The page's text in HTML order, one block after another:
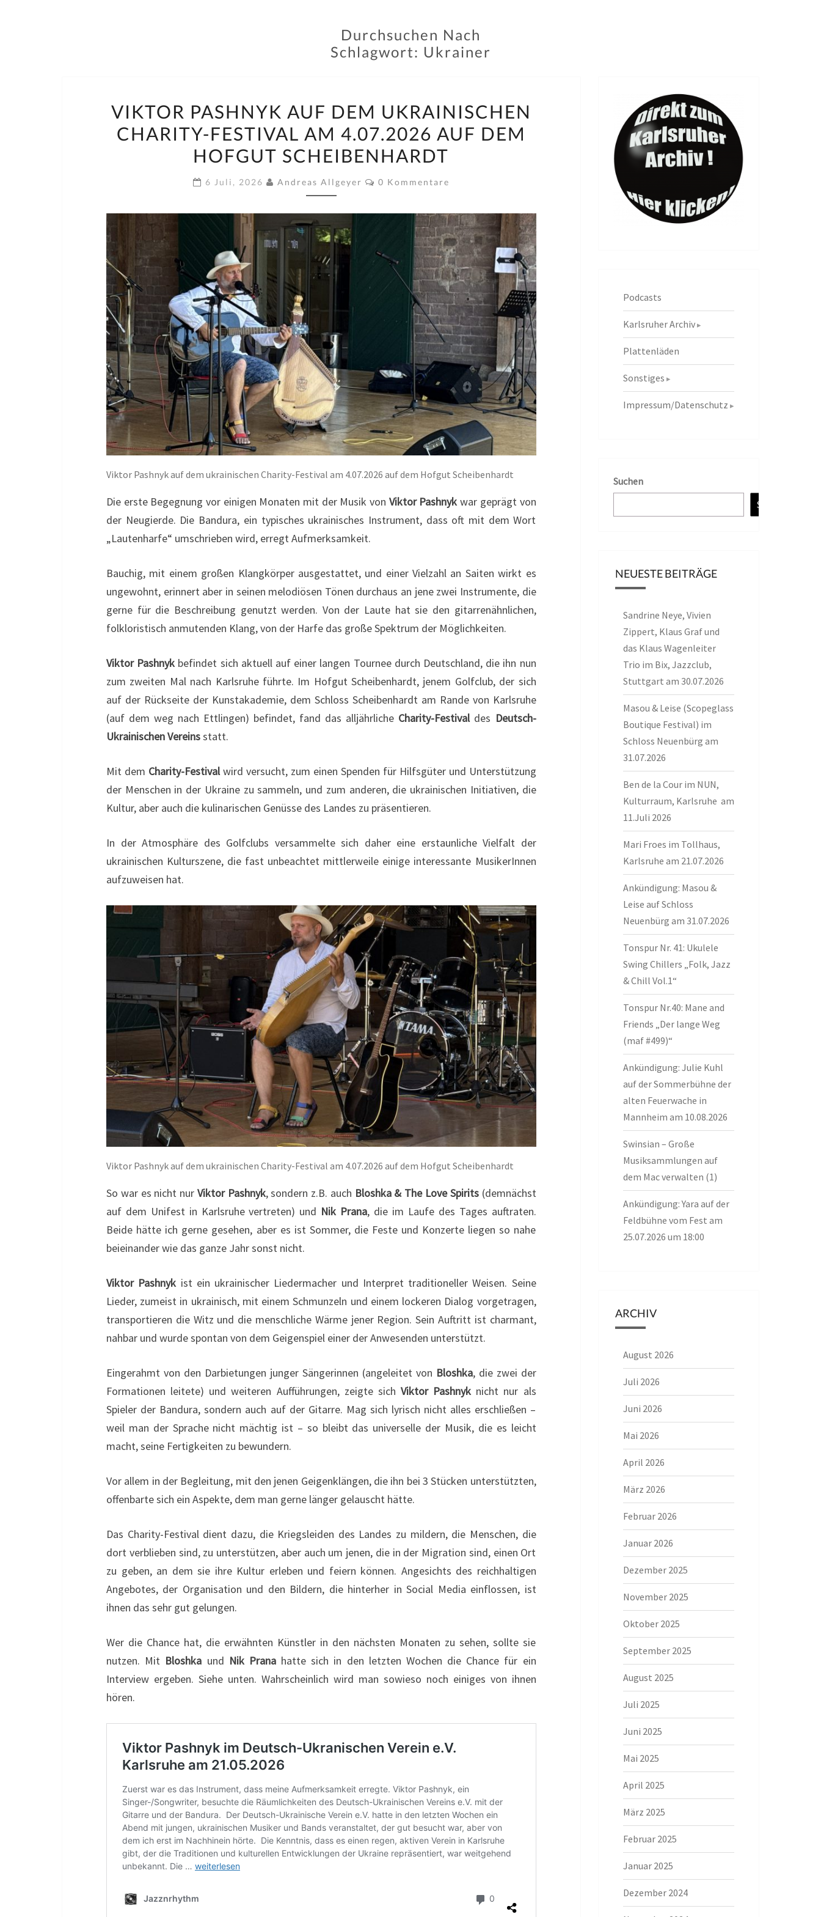
Durchsuchen Nach
Schlagwort: Ukrainer
PASHNYK
AUF
DEM
CHARITY-
AM
4.07.2026
AUF
DEM
SCHEIBENHARDT
VIKTOR PASHNYK AUF DEM UKRAINISCHEN
CHARITY-FESTIVAL AM 4.07.2026 AUF DEM
HOFGUT SCHEIBENHARDT
6 Juli, 2026 Andreas Allgeyer Kommentare
0 Kommentare
Viktor Pashnyk auf dem ukrainischen Charity-Festival am 4.07.2026 auf dem Hofgut Scheibenhardt
Die erste Begegnung vor einigen Monaten mit der Musik von Viktor Pashnyk war geprägt von
der Neugierde. Die Bandura, ein typisches ukrainisches Instrument, dass oft mit dem Wort
„Lautenharfe“ umschrieben wird, erregt Aufmerksamkeit.
Bauchig, mit einem großen Klangkörper ausgestattet, und einer Vielzahl an Saiten wirkt es
ungewohnt, erinnert aber in seinen melodiösen Tönen durchaus an jene zwei Instrumente, die
gerne für die Beschreibung genutzt werden. Von der Laute hat sie den gitarrenähnlichen,
folkloristisch anmutenden Klang, von der Harfe das große Spektrum der Möglichkeiten.
Viktor Pashnyk befindet sich aktuell auf einer langen Tournee durch Deutschland, die ihn nun
zum zweiten Mal nach Karlsruhe führte. Im Hofgut Scheibenhardt, jenem Golfclub, der sich
auf der Rückseite der Kunstakademie, dem Schloss Scheibenhardt am Rande von Karlsruhe
(auf dem weg nach Ettlingen) befindet, fand das alljährliche Charity-Festivaldes Deutsch-
Ukrainischen Vereinsstatt.
Mit dem Charity-Festivalwird versucht, zum einen Spenden für Hilfsgüter und Unterstützung
der Menschen in der Ukraine zu sammeln, und zum anderen, die ukrainischen Initiativen, die
Kultur, aber auch die kulinarischen Genüsse des Landes zu präsentieren.
In der Atmosphäre des Golfclubs versammelte sich daher eine erstaunliche Vielfalt der
ukrainischen Kulturszene, die fast unbeachtet mittlerweile einige interessante MusikerInnen
aufzuweisen hat.
Viktor Pashnyk auf dem ukrainischen Charity-Festival am 4.07.2026 auf dem Hofgut Scheibenhardt
So war es nicht nur Viktor Pashnyk, sondern z.B. auch Bloshka & The Love Spirits (demnächst
auf dem Unifest in Karlsruhe vertreten) und Nik Prana, die im Laufe des Tages auftraten.
Beide hätte ich gerne gesehen, aber es ist Sommer, die Feste und Konzerte liegen so nahe
beieinander wie das ganze Jahr sonst nicht.
Viktor Pashnyk ist ein ukrainischer Liedermacher und Interpret traditioneller Weisen. Seine
Lieder, zumeist in ukrainisch, mit einem Schmunzeln und einem lockeren Dialog vorgetragen,
transportieren die Witz und die menschliche Wärme jener Region. Sein Auftritt ist charmant,
nahbar und wurde spontan von dem Geigenspiel einer der Anwesenden unterstützt.
Eingerahmt von den Darbietungen junger Sängerinnen (angeleitet von Bloshka, die zwei der
Formationen leitete) und weiteren Aufführungen, zeigte sich Viktor Pashnyk nicht nur als
Spieler der Bandura, sondern auch auf der Gitarre. Mag sich lyrisch nicht alles erschließen –
weil man der Sprache nicht mächtig ist – so bleibt das universelle der Musik, die es leicht
macht, seine Fertigkeiten zu bewundern.
Vor allem in der Begleitung, mit den jenen Geigenklängen, die ihn bei 3 Stücken unterstützten,
offenbarte sich ein Aspekte, dem man gerne länger gelauscht hätte.
Das Charity-Festival dient dazu, die Kriegsleiden des Landes zu mildern, die Menschen, die
dort verblieben sind, zu unterstützen, aber auch um jenen, die in der Migration sind, einen Ort
zu geben, an dem sie ihre Kultur erleben und feiern können. Angesichts des reichhaltigen
Angebotes, der Organisation und den Bildern, die hinterher in Social Media einflossen, ist
ihnen das sehr gut gelungen.
Wer die Chance hat, die erwähnten Künstler in den nächsten Monaten zu sehen, sollte sie
nutzen. Mit Bloshka und Nik Prana hatte sich in den letzten Wochen die Chance für ein
Interview ergeben. Siehe unten. Wahrscheinlich wird man sowieso noch einiges von ihnen
hören.
Podcasts
Karlsruher Archiv
Plattenläden
Sonstiges
Impressum/Datenschutz
Suchen
Suchen
NEUESTE BEITRÄGE
Sandrine Neye, Vivien
Zippert, Klaus Graf und
das Klaus Wagenleiter
Trio im Bix, Jazzclub,
Stuttgart am 30.07.2026
Masou & Leise (Scopeglass
Boutique Festival) im
Schloss Neuenbürg am
31.07.2026
Ben de la Cour im NUN,
Kulturraum, Karlsruhe am
11.Juli 2026
Mari Froes im Tollhaus,
Karlsruhe am 21.07.2026
Ankündigung: Masou &
Leise auf Schloss
Neuenbürg am 31.07.2026
Tonspur Nr. 41: Ukulele
Swing Chillers „Folk, Jazz
& Chill Vol.1“
Tonspur Nr.40: Mane and
Friends „Der lange Weg
(maf #499)“
Ankündigung: Julie Kuhl
auf der Sommerbühne der
alten Feuerwache in
Mannheim am 10.08.2026
Swinsian – Große
Musiksammlungen auf
dem Mac verwalten (1)
Ankündigung: Yara auf der
Feldbühne vom Fest am
25.07.2026 um 18:00
ARCHIV
August 2026
Juli 2026
Juni 2026
Mai 2026
April 2026
März 2026
Februar 2026
Januar 2026
Dezember 2025
November 2025
Oktober 2025
September 2025
August 2025
Juli 2025
Juni 2025
Mai 2025
April 2025
März 2025
Februar 2025
Januar 2025
Dezember 2024